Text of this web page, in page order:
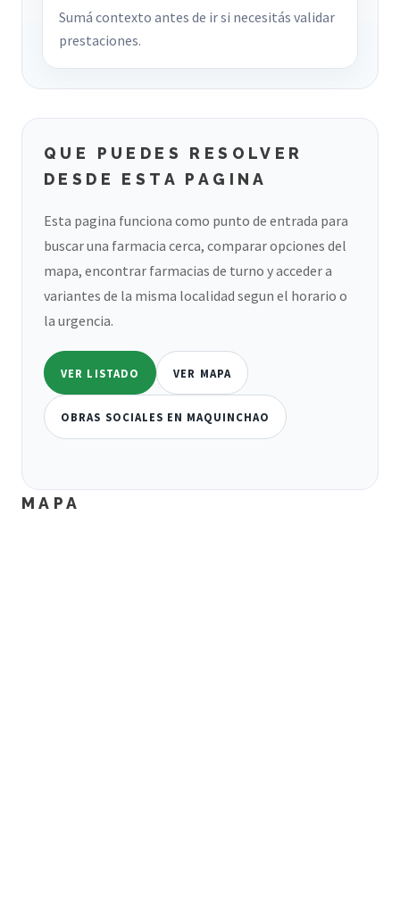
Sumá contexto antes de ir si necesitás validar
prestaciones.
QUE PUEDES RESOLVER
DESDE ESTA PAGINA
Esta pagina funciona como punto de entrada para
buscar una farmacia cerca, comparar opciones del
mapa, encontrar farmacias de turno y acceder a
variantes de la misma localidad segun el horario o
la urgencia.
VER LISTADO VER MAPA
OBRAS SOCIALES EN MAQUINCHAO
MAPA